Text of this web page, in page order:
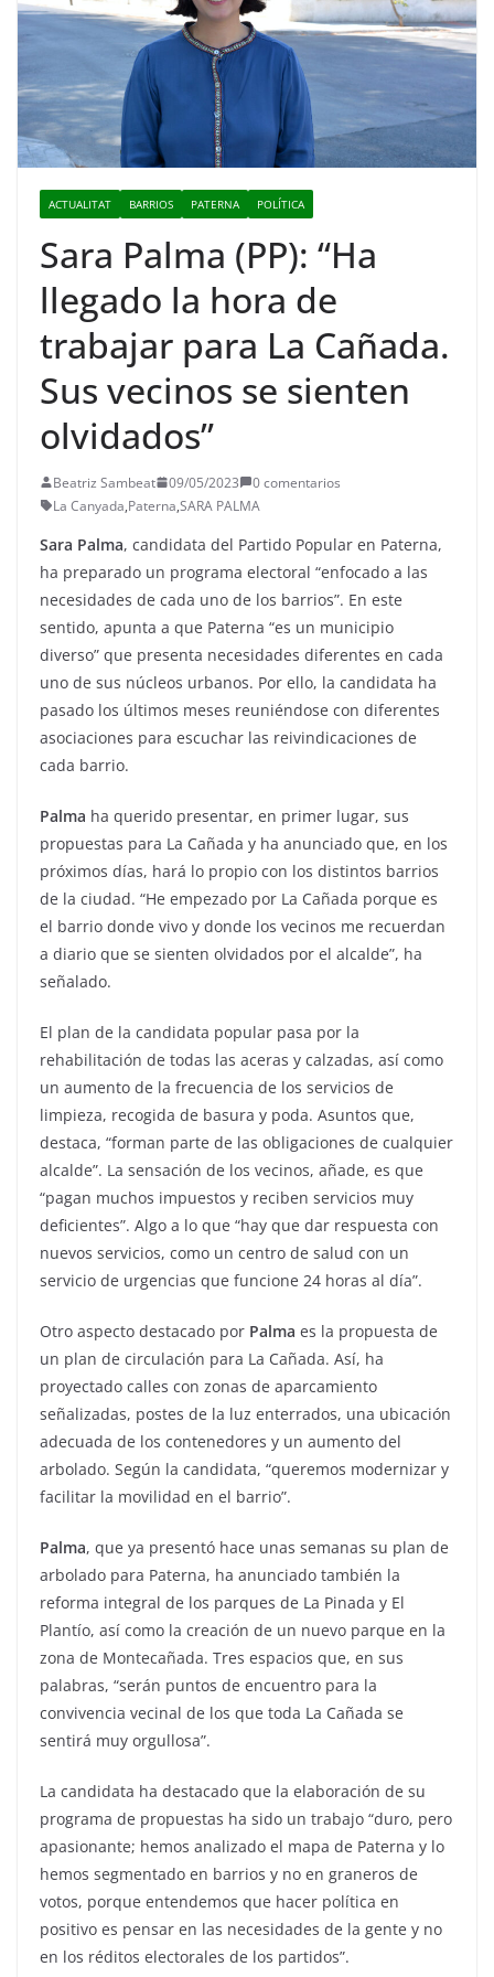
ACTUALITAT BARRIOS PATERNA POLÍTICA
Sara Palma (PP): “Ha
llegado la hora de
trabajar para La Cañada.
Sus vecinos se sienten
olvidados”
Beatriz Sambeat 09/05/2023
0 comentarios
La Canyada,Paterna,SARA PALMA
Sara Palma, candidata del Partido Popular en Paterna,
ha preparado un programa electoral “enfocado a las
necesidades de cada uno de los barrios”. En este
sentido, apunta a que Paterna “es un municipio
diverso” que presenta necesidades diferentes en cada
uno de sus núcleos urbanos. Por ello, la candidata ha
pasado los últimos meses reuniéndose con diferentes
asociaciones para escuchar las reivindicaciones de
cada barrio.
Palma ha querido presentar, en primer lugar, sus
propuestas para La Cañada y ha anunciado que, en los
próximos días, hará lo propio con los distintos barrios
de la ciudad. “He empezado por La Cañada porque es
el barrio donde vivo y donde los vecinos me recuerdan
a diario que se sienten olvidados por el alcalde”, ha
señalado.
El plan de la candidata popular pasa por la
rehabilitación de todas las aceras y calzadas, así como
un aumento de la frecuencia de los servicios de
limpieza, recogida de basura y poda. Asuntos que,
destaca, “forman parte de las obligaciones de cualquier
alcalde”. La sensación de los vecinos, añade, es que
“pagan muchos impuestos y reciben servicios muy
deficientes”. Algo a lo que “hay que dar respuesta con
nuevos servicios, como un centro de salud con un
servicio de urgencias que funcione 24 horas al día”.
Otro aspecto destacado por Palma es la propuesta de
un plan de circulación para La Cañada. Así, ha
proyectado calles con zonas de aparcamiento
señalizadas, postes de la luz enterrados, una ubicación
adecuada de los contenedores y un aumento del
arbolado. Según la candidata, “queremos modernizar y
facilitar la movilidad en el barrio”.
Palma, que ya presentó hace unas semanas su plan de
arbolado para Paterna, ha anunciado también la
reforma integral de los parques de La Pinada y El
Plantío, así como la creación de un nuevo parque en la
zona de Montecañada. Tres espacios que, en sus
palabras, “serán puntos de encuentro para la
convivencia vecinal de los que toda La Cañada se
sentirá muy orgullosa”.
La candidata ha destacado que la elaboración de su
programa de propuestas ha sido un trabajo “duro, pero
apasionante; hemos analizado el mapa de Paterna y lo
hemos segmentado en barrios y no en graneros de
votos, porque entendemos que hacer política en
positivo es pensar en las necesidades de la gente y no
en los réditos electorales de los partidos”.